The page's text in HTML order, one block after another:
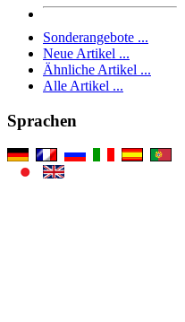
Sonderangebote ...
Neue Artikel ...
Ähnliche Artikel ...
Alle Artikel ...
Sprachen